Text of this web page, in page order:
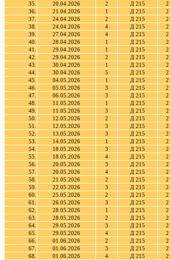
35.
20.04.2026 2 Д 215 2
36.
21.04.2026 1 Д 215 2
37.
24.04.2026 2 Д 215 2
38.
24.04.2026 4 Д 215 2
39.
27.04.2026 4 Д 215 2
40.
28.04.2026 1 Д 215 2
41.
29.04.2026 1 Д 215 2
42.
29.04.2026 2 Д 215 2
43.
30.04.2026 1 Д 215 2
44.
30.04.2026 5 Д 215 2
45.
04.05.2026 1 Д 215 2
46.
05.05.2026 3 Д 215 2
47.
06.05.2026 3 Д 215 2
48.
11.05.2026 1 Д 215 2
49.
11.05.2026 3 Д 215 2
50.
12.05.2026 2 Д 215 2
51.
12.05.2026 3 Д 215 2
52.
13.05.2026 3 Д 215 2
53.
14.05.2026 1 Д 215 2
54.
18.05.2026 3 Д 215 2
55.
18.05.2026 4 Д 215 2
56.
20.05.2026 3 Д 215 2
57.
20.05.2026 4 Д 215 2
58.
21.05.2026 2 Д 215 2
59.
22.05.2026 3 Д 215 2
60.
25.05.2026 2 Д 215 2
61.
26.05.2026 3 Д 215 2
62.
28.05.2026 1 Д 215 2
63.
28.05.2026 2 Д 215 2
64.
29.05.2026 3 Д 215 2
65.
29.05.2026 4 Д 215 2
66.
01.06.2026 2 Д 215 2
67.
01.06.2026 3 Д 215 2
68.
01.06.2026 4 Д 215 2